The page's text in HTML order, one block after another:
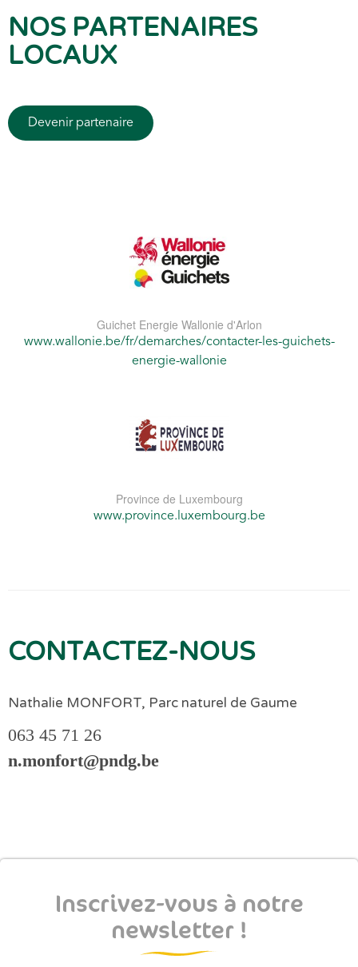
NOS PARTENAIRES
LOCAUX
Devenir partenaire
Guichet Energie Wallonie d'Arlon
www.wallonie.be/fr/demarches/contacter-les-guichets-
energie-wallonie
Province de Luxembourg
www.province.luxembourg.be
CONTACTEZ-NOUS
Nathalie MONFORT, Parc naturel de Gaume
063 45 71 26
n.monfort@pndg.be
Inscrivez-vous à notre
newsletter !